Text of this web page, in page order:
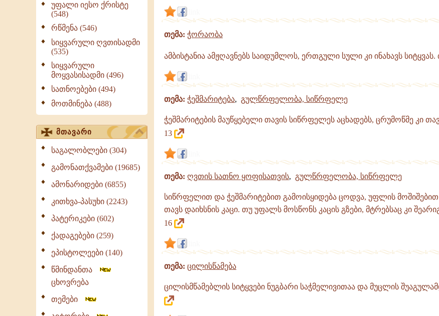
უფალი იესო ქრისტე
(548)
რწმენა (546)
სიყვარული ღვთისადმი
(535)
სიყვარული
მოყვასისადმი (496)
სათნოებები (494)
მოთმინება (488)
მთავარი
საგალობლები (304)
გამონათქვამები (19685)
ამონარიდები (6855)
კითხვა-პასუხი (2243)
პატერიკები (602)
ქადაგებები (259)
ეპისტოლეები (140)
წმინდანთა
ცხოვრება
თემები
თემა: ჭორაობა
ამბისტანია ამჟღავნებს საიდუმლოს, ერთგული სული კი ინახავს სიტყვას.
თემა: ჭეშმარიტება, გულწრფელობა, სიწრფელე
ჭეშმარიტების მაუწყებელი თავის სიწრფელეს აცხადებს, ცრუმოწმე კი
13
თემა: ღვთის სათნო ყოფისათვის, გულწრფელობა, სიწრფელე
სიწრფელით და ჭეშმარიტებით გამოისყიდება ცოდვა, უფლის
თავს დაიხსნის კაცი. თუ უფალს მოსწონს კაცის გზები, მტრებსაც კი
16
თემა: ცილისწამება
ცილისმწამებლის სიტყვები ნუგბარი საჭმელივითაა და მუცლის